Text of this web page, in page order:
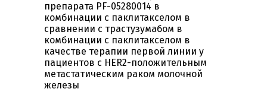
препарата PF-05280014 в
комбинации с паклитакселом в
сравнении с трастузумабом в
комбинации с паклитакселом в
качестве терапии первой линии у
пациентов с HER2-положительным
метастатическим раком молочной
железы